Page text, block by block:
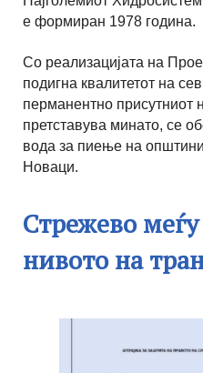
е формиран 1978 година.
Со реализацијата на
подигна квалитетот на
перманентно присутниот
претставува минато, се
вода за пиење на
Новаци.
Стрежево
нивото на